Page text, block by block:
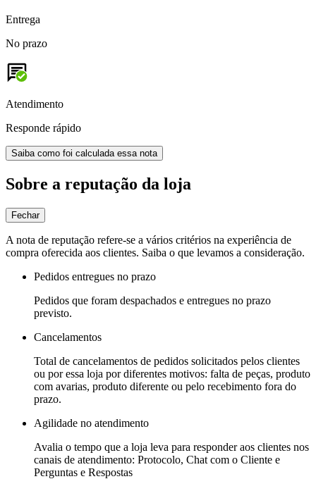
Entrega
No prazo
Atendimento
Responde rápido
Saiba como foi calculada essa nota
Sobre a reputação da loja
Fechar
A nota de reputação refere-se a vários critérios na experiência de
compra oferecida aos clientes. Saiba o que levamos a consideração.
Pedidos entregues no prazo
Pedidos que foram despachados e entregues no prazo
previsto.
Cancelamentos
Total de cancelamentos de pedidos solicitados pelos clientes
ou por essa loja por diferentes motivos: falta de peças, produto
com avarias, produto diferente ou pelo recebimento fora do
prazo.
Agilidade no atendimento
Avalia o tempo que a loja leva para responder aos clientes nos
canais de atendimento: Protocolo, Chat com o Cliente e
Perguntas e Respostas